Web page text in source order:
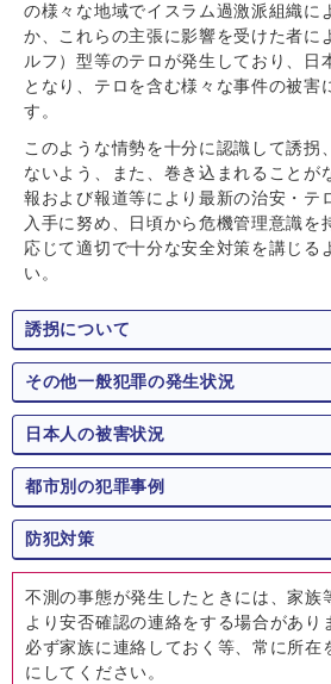
の様々な地域でイスラム過激派組織に
か、これらの主張に影響を受けた者に
ルフ）型等のテロが発生しており、日
となり、テロを含む様々な事件の被害
す。
このような情勢を十分に認識して誘拐
ないよう、また、巻き込まれることが
報および報道等により最新の治安・テ
入手に努め、日頃から危機管理意識を
応じて適切で十分な安全対策を講じる
い。
誘拐について
その他一般犯罪の発生状況
日本人の被害状況
都市別の犯罪事例
防犯対策
不測の事態が発⽣したときには、家族
より安否確認の連絡をする場合があり
必ず家族に連絡しておく等、常に所在
にしてください。